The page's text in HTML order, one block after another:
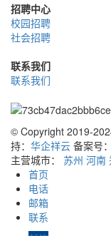
招聘中心
校园招聘
社会招聘
联系我们
联系我们
© Copyright 2019-
持： 华企祥云 备案号：
主营城市： 苏州 河南
首页
电话
邮箱
联系